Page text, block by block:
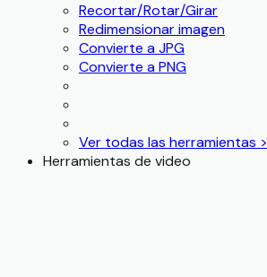
Recortar/Rotar/Girar
Redimensionar imagen
Convierte a JPG
Convierte a PNG
Ver todas las herramientas >
Herramientas de video